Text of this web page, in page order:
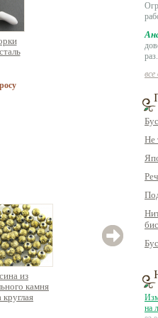
из
камня
круглая
Бусина
натурального
округлая
ок.38см
Не
на